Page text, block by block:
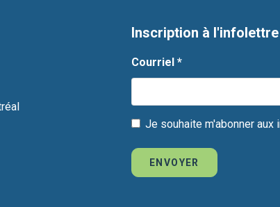
Inscription à l'infolettre
Courriel *
Je souhaite m'abonner aux
ENVOYER